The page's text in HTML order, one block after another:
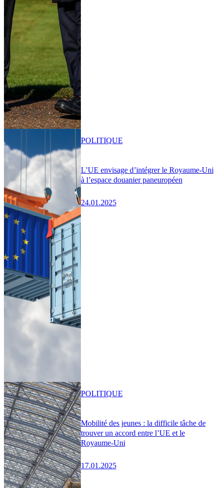
L’UE envisage d’intégrer le Royaume-Uni
à l’espace douanier paneuropéen
24.01.2025
POLITIQUE
Mobilité des jeunes : la difficile tâche de
trouver un accord entre l’UE et le
Royaume-Uni
17.01.2025
POLITIQUE